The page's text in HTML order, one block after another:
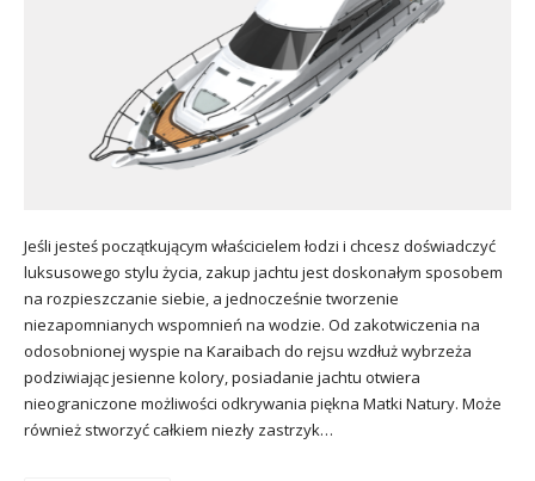
Jeśli jesteś początkującym właścicielem łodzi i chcesz doświadczyć
luksusowego stylu życia, zakup jachtu jest doskonałym sposobem
na rozpieszczanie siebie, a jednocześnie tworzenie
niezapomnianych wspomnień na wodzie. Od zakotwiczenia na
odosobnionej wyspie na Karaibach do rejsu wzdłuż wybrzeża
podziwiając jesienne kolory, posiadanie jachtu otwiera
nieograniczone możliwości odkrywania piękna Matki Natury. Może
również stworzyć całkiem niezły zastrzyk…